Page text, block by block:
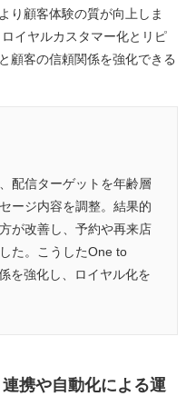
り顧客体験の質が向上しま
イヤルカスタマー化とリピ
顧客の信頼関係を強化できる
配信ターゲットを年齢層
ージ内容を調整。結果的
が改善し、予約や再来店
た。こうしたOne to
を強化し、ロイヤル化を
携や自動化による運